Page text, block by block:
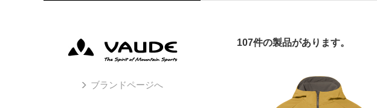
107件の製品があります。
ブランドページへ